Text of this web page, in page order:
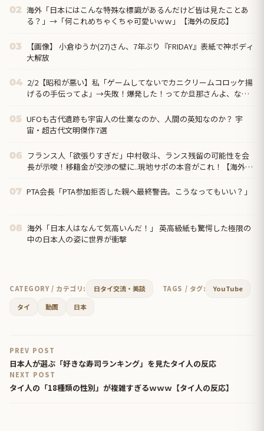
02 海外「日本にはこんな特殊な標識があるんだけど皆は見たことあ
る？」→「何これめちゃくちゃ可愛いｗｗ」【海外の反応】
03
【画像】 小倉ゆうか(27)さん、7年ぶり『FRIDAY』表紙で神ボディ
大解放
04 2/2【昭和が悪い】私「ゲームしてないでカニクリームコロッケ揚
げるの手伝ってよ」→失敗！爆発した！ってか旦那さんよ、なん
05 UFOも古代遺跡も宇宙人の仕業なのか、人間の英知なのか？ 宇
宙・超古代文明傑作7選
06 フランス人「欲張りすぎだ」中村敬斗、ランス残留の可能性を会
長が示唆！移籍金が交渉の壁に..現地サポの本音がこれ！【海外の
07 PTA会長「PTA参加拒否した親へ最終警告。こうなってもいい？」
08 海外「日本人はなんて気高いんだ！」 英高級紙も驚愕した極限の
中の日本人の姿に世界が衝撃
CATEGORY / カテゴリ: 日タイ交流・美談 TAGS / タグ:
YouTube
タイ
動画 日本
PREV POST
日本人が選ぶ「好きな寿司ランキング」を見たタイ人の反応
NEXT POST
タイ人の「18種類の性別」が複雑すぎるｗｗｗ【タイ人の反応】